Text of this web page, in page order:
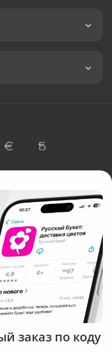
цветов в Москве
«Технология»
ул. Ипподромская,
заказ по коду